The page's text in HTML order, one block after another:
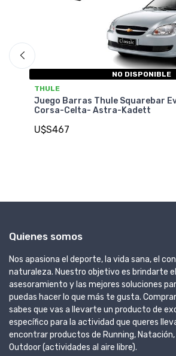
NO DISPONIBLE
THULE
Juego Barras Thule Squarebar
Corsa-Celta- Astra-Kadett
U$S467
Quienes somos
Nos apasiona el deporte, la vida sana, el
naturaleza. Nuestro objetivo es brindarte
asesoramiento y las mejores soluciones
puedas hacer lo que más te gusta.
sabes que vas a llevarte un producto de
específico para la actividad que queres
encontrar productos de Running,
Outdoor (actividades al aire libre).